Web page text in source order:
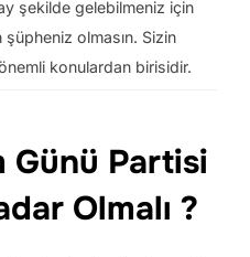
şekilde gelebilmeniz için
şüpheniz olmasın. Sizin
konulardan birisidir.
Günü Partisi
Olmalı ?